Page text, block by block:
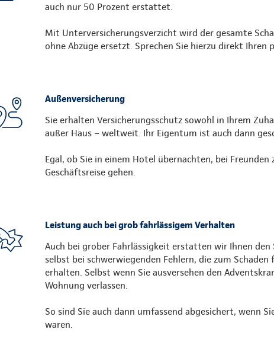
auch nur 50 Prozent erstattet.
Mit Unterversicherungsverzicht wird der gesamte
ohne Abzüge ersetzt. Sprechen Sie hierzu direkt Ihren
Außenversicherung
Sie erhalten Versicherungsschutz sowohl in Ihrem
außer Haus – weltweit. Ihr Eigentum ist auch dann
Egal, ob Sie in einem Hotel übernachten, bei Freunden
Geschäftsreise gehen.
Leistung auch bei grob fahrlässigem Verhalten
Auch bei grober Fahrlässigkeit erstatten wir Ihnen den
selbst bei schwerwiegenden Fehlern, die zum
erhalten. Selbst wenn Sie ausversehen den
Wohnung verlassen.
So sind Sie auch dann umfassend abgesichert, wenn
waren.